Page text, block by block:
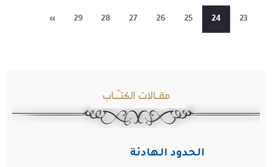
23
24
25
26
27
28
29
»
مقـالات الكتـّـاب
الحدود الهادئة